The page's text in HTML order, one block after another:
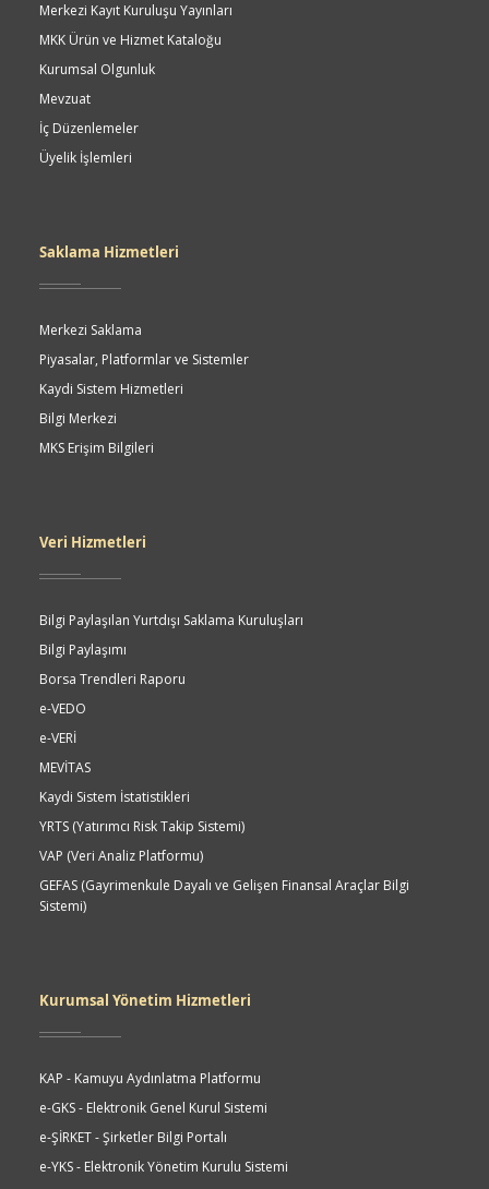
Merkezi Kayıt Kuruluşu Yayınları
MKK Ürün ve Hizmet Kataloğu
Kurumsal Olgunluk
Mevzuat
İç Düzenlemeler
Üyelik İşlemleri
Saklama Hizmetleri
Merkezi Saklama
Piyasalar, Platformlar ve Sistemler
Kaydi Sistem Hizmetleri
Bilgi Merkezi
MKS Erişim Bilgileri
Veri Hizmetleri
Bilgi Paylaşılan Yurtdışı Saklama Kuruluşları
Bilgi Paylaşımı
Borsa Trendleri Raporu
e-VEDO
e-VERİ
MEVİTAS
Kaydi Sistem İstatistikleri
YRTS (Yatırımcı Risk Takip Sistemi)
VAP (Veri Analiz Platformu)
GEFAS (Gayrimenkule Dayalı ve Gelişen Finansal Araçlar Bilgi
Sistemi)
Kurumsal Yönetim Hizmetleri
KAP - Kamuyu Aydınlatma Platformu
e-GKS - Elektronik Genel Kurul Sistemi
e-ŞİRKET - Şirketler Bilgi Portalı
e-YKS - Elektronik Yönetim Kurulu Sistemi